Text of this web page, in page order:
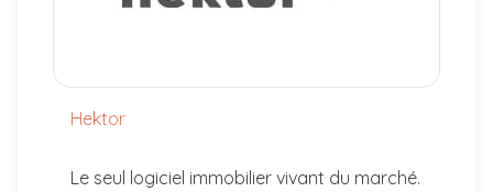
Hektor
Le seul logiciel immobilier vivant du marché.